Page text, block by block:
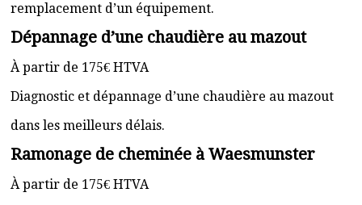
remplacement d’un équipement.
Dépannage d’une chaudière au mazout
À partir de 175€ HTVA
Diagnostic et dépannage d’une chaudière au mazout
dans les meilleurs délais.
Ramonage de cheminée à Waesmunster
À partir de 175€ HTVA